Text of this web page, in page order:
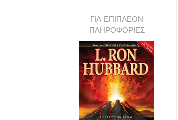
ΓΙΑ ΕΠΙΠΛΕΟΝ
ΠΛΗΡΟΦΟΡΙΕΣ